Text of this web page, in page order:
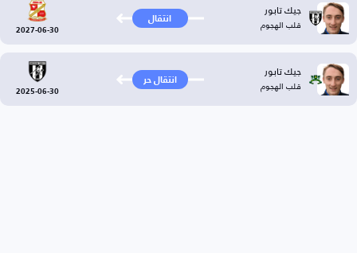
جيك تابور
قلب الهجوم انتقال
2027-06-30
جيك تابور
قلب الهجوم انتقال حر
2025-06-30